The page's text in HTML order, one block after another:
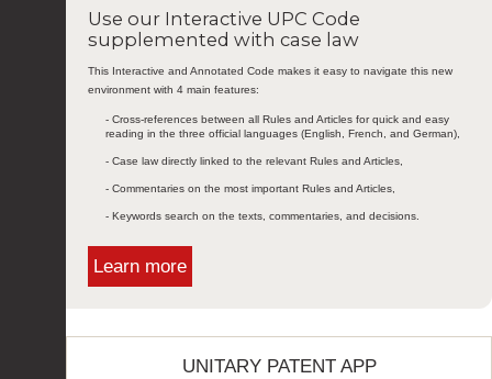
Use our Interactive UPC Code
supplemented with case law
This Interactive and Annotated Code makes it easy to navigate this new
environment with 4 main features:
- Cross-references between all Rules and Articles for quick and easy
reading in the three official languages (English, French, and German),
- Case law directly linked to the relevant Rules and Articles,
- Commentaries on the most important Rules and Articles,
- Keywords search on the texts, commentaries, and decisions.
Learn more
UNITARY PATENT APP